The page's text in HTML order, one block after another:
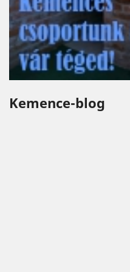
Kemence-blog